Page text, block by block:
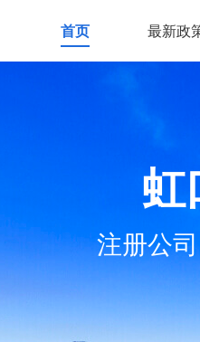
首页 最新政
虹
注册公